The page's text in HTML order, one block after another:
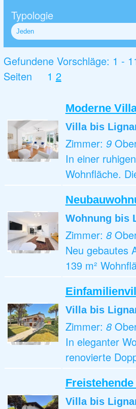
Typologie
Gefundene Vorschläge: 1 -
Seiten
1 2
Moderne
Villa bis
Zimmer: 9
In einer
Wohnfläche.
Wohnung bis
Zimmer: 8
Neu gebautes
139 m²
Villa bis
Zimmer: 8
In eleganter
renovierte
Villa bis